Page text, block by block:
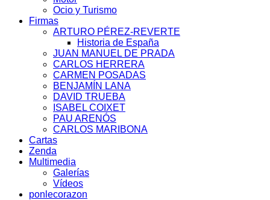
Ocio y Turismo
Firmas
ARTURO PÉREZ-REVERTE
Historia de España
JUAN MANUEL DE PRADA
CARLOS HERRERA
CARMEN POSADAS
BENJAMÍN LANA
DAVID TRUEBA
ISABEL COIXET
PAU ARENÓS
CARLOS MARIBONA
Cartas
Zenda
Multimedia
Galerías
Vídeos
ponlecorazon